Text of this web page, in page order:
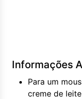
Informações
Para um
creme de